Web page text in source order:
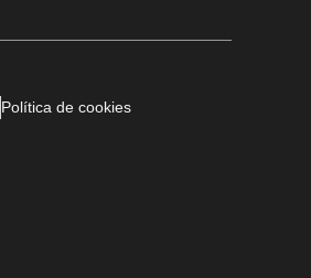
Política de cookies